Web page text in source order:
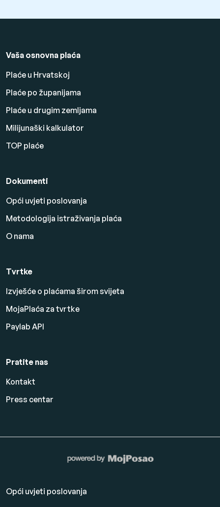
Vaša osnovna plaća
Plaće u Hrvatskoj
Plaće po županijama
Plaće u drugim zemljama
Milijunaški kalkulator
TOP plaće
Dokumenti
Opći uvjeti poslovanja
Metodologija istraživanja plaća
O nama
Tvrtke
Izvješće o plaćama širom svijeta
MojaPlaća za tvrtke
Paylab API
Pratite nas
Kontakt
Press centar
Opći uvjeti poslovanja